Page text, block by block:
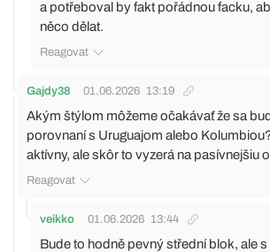
a potřeboval by fakt pořádnou facku,
něco dělat.
Reagovat
Gajdy38 01.06.2026 13:19
Akým štýlom môžeme očakávať že sa
porovnaní s Uruguajom alebo
aktívny, ale skôr to vyzerá na pasívnejšiu
Reagovat
veikko 01.06.2026 13:44
Bude to hodně pevný střední blok, ale s